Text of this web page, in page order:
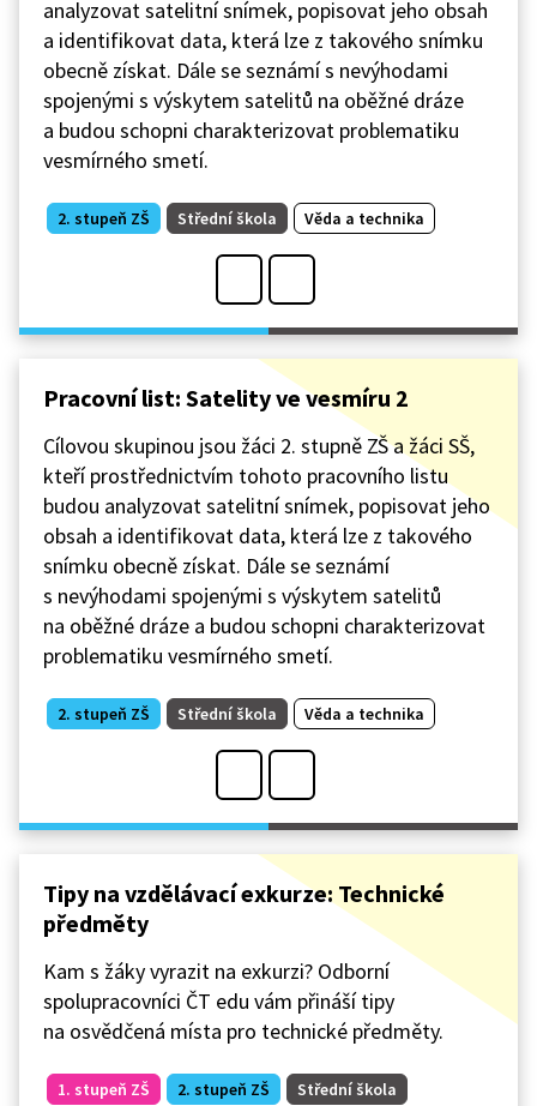
analyzovat satelitní snímek, popisovat jeho obsah
a identifikovat data, která lze z takového snímku
obecně získat. Dále se seznámí s nevýhodami
spojenými s výskytem satelitů na oběžné dráze
a budou schopni charakterizovat problematiku
vesmírného smetí.
2. stupeň ZŠ Střední škola Věda a technika
Pracovní list: Satelity ve vesmíru 2
Cílovou skupinou jsou žáci 2. stupně ZŠ a žáci SŠ,
kteří prostřednictvím tohoto pracovního listu
budou analyzovat satelitní snímek, popisovat jeho
obsah a identifikovat data, která lze z takového
snímku obecně získat. Dále se seznámí
s nevýhodami spojenými s výskytem satelitů
na oběžné dráze a budou schopni charakterizovat
problematiku vesmírného smetí.
2. stupeň ZŠ Střední škola Věda a technika
Tipy na vzdělávací exkurze: Technické
předměty
Kam s žáky vyrazit na exkurzi? Odborní
spolupracovníci ČT edu vám přináší tipy
na osvědčená místa pro technické předměty.
1. stupeň ZŠ 2. stupeň ZŠ
Střední škola